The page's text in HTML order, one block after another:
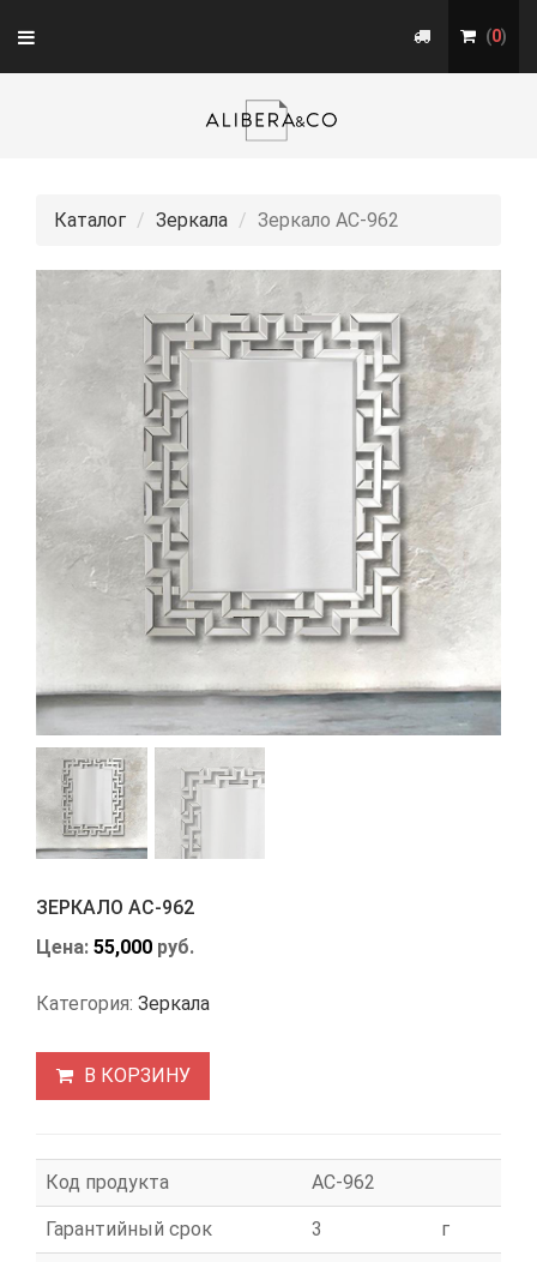
Toggle
navigation
(0)
Каталог Зеркала Зеркало АС-962
ЗЕРКАЛО АС-962
Цена: 55,000 руб.
Категория: Зеркала
В КОРЗИНУ
Код продукта АС-962
Гарантийный срок 3 г